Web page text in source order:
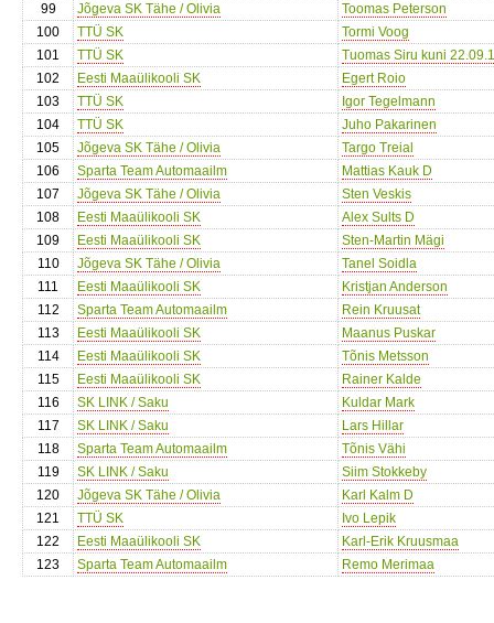
99
Jõgeva SK Tähe / Olivia
Toomas Peterson
100
TTÜ SK
Tormi Voog
101
TTÜ SK
Tuomas Siru kuni
102
Eesti Maaülikooli SK
Egert Roio
103
TTÜ SK
Igor Tegelmann
104
TTÜ SK
Juho Pakarinen
105
Jõgeva SK Tähe / Olivia
Targo Treial
106
Sparta Team Automaailm
Mattias Kauk D
107
Jõgeva SK Tähe / Olivia
Sten Veskis
108
Eesti Maaülikooli SK
Alex Sults D
109
Eesti Maaülikooli SK
Sten-Martin Mägi
110
Jõgeva SK Tähe / Olivia
Tanel Soidla
111
Eesti Maaülikooli SK
Kristjan Anderson
112
Sparta Team Automaailm
Rein Kruusat
113
Eesti Maaülikooli SK
Maanus Puskar
114
Eesti Maaülikooli SK
Tõnis Metsson
115
Eesti Maaülikooli SK
Rainer Kalde
116
SK LINK / Saku
Kuldar Mark
117
SK LINK / Saku
Lars Hillar
118
Sparta Team Automaailm
Tõnis Vähi
119
SK LINK / Saku
Siim Stokkeby
120
Jõgeva SK Tähe / Olivia
Karl Kalm D
121
TTÜ SK
Ivo Lepik
122
Eesti Maaülikooli SK
Karl-Erik Kruusmaa
123
Sparta Team Automaailm Remo Merimaa